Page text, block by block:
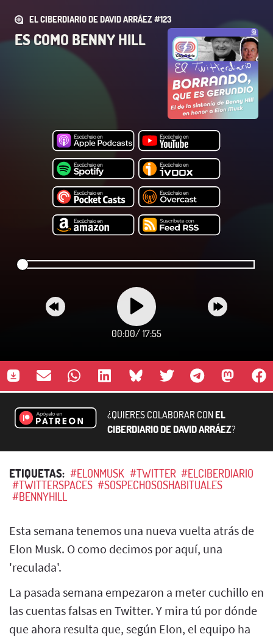
EL CIBERDIARIO DE DAVID ARRÁEZ #123
ES COMO BENNY HILL
00:00/ 17:55
¿QUIERES COLABORAR CONEL
CIBERDIARIO DE DAVID ARRÁEZ?
ETIQUETAS: #ELONMUSK #TWITTER #ELCIBERDIARIO
#TWITTERSPACES #SOSPECHOSOSHABITUALES
#BENNYHILL
Esta semana tenemos una nueva vuelta atrás de
Elon Musk. O como decimos por aquí, una
'reculada'.
La pasada semana empezaron a meter cuchillo en
las cuentas falsas en Twitter. Y mira tú por dónde
que ahora resulta que, según Elon, el equipo ha